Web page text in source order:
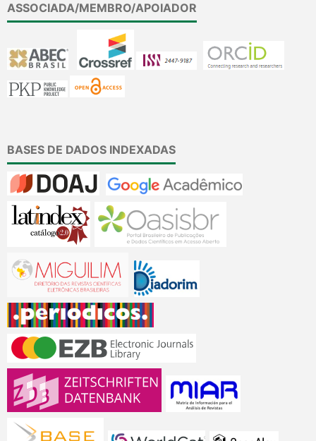
ASSOCIADA/MEMBRO/APOIADOR
BASES DE DADOS INDEXADAS